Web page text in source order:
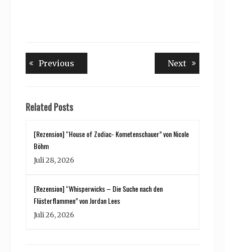
Beitragsnavigation
Previous NextNext
Related Posts
[Rezension] “House of Zodiac- Kometenschauer” von Nicole
Böhm
Juli 28, 2026
[Rezension] “Whisperwicks – Die Suche nach den
Flüsterflammen” von Jordan Lees
Juli 26, 2026